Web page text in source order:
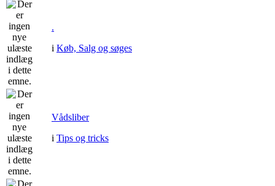
.
i Køb, Salg og søges
Vådsliber
i Tips og tricks